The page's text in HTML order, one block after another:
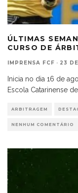
ÚLTIMAS
CURSO DE
IMPRENSA FCF · 23
Inicia no dia 16 de
Escola Catarinense
ARBITRAGEM
NENHUM COMENTÁRIO